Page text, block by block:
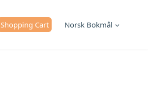
Shopping Cart Norsk Bokmål